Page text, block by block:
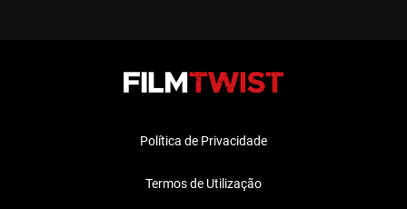
Política de Privacidade
Termos de Utilização